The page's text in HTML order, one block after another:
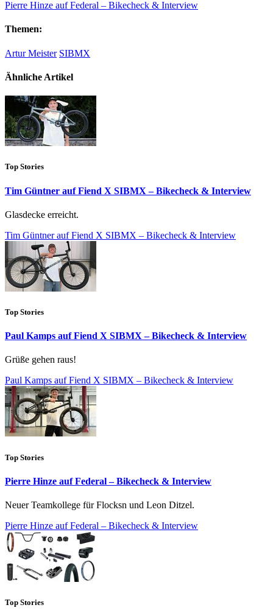
Pierre Hinze auf Federal – Bikecheck & Interview
Themen:
Artur Meister SIBMX
Ähnliche Artikel
Top Stories
Tim Güntner auf Fiend X SIBMX – Bikecheck & Interview
Glasdecke erreicht.
Tim Güntner auf Fiend X SIBMX – Bikecheck & Interview
Top Stories
Paul Kamps auf Fiend X SIBMX – Bikecheck & Interview
Grüße gehen raus!
Paul Kamps auf Fiend X SIBMX – Bikecheck & Interview
Top Stories
Pierre Hinze auf Federal – Bikecheck & Interview
Neuer Teamkollege für Flocksn und Leon Ditzel.
Pierre Hinze auf Federal – Bikecheck & Interview
Top Stories